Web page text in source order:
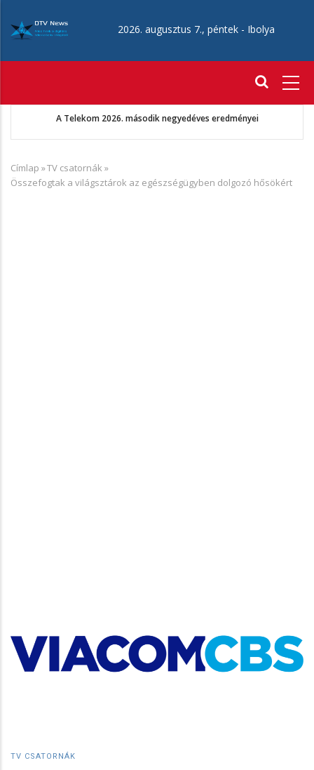
tartalomra
2026. augusztus 7., péntek - Ibolya
A Telekom 2026. második negyedéves eredményei
Morzsa
Címlap »TV csatornák »
Összefogtak a világsztárok az egészségügyben dolgozó hősökért
TV CSATORNÁK